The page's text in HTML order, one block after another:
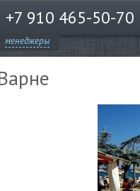
+7 910 465-50-70
менеджеры